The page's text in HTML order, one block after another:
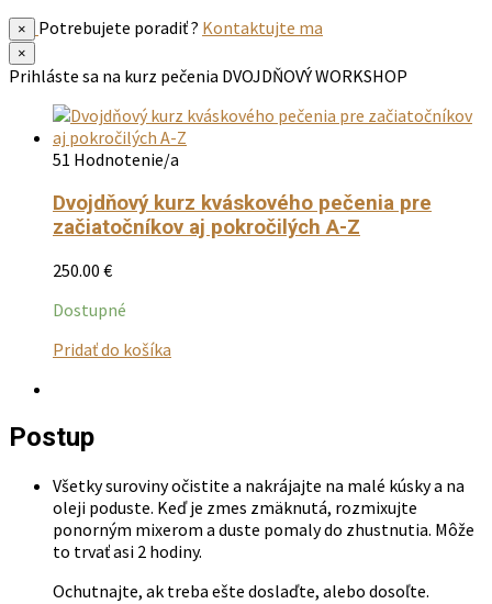
× Potrebujete poradiť ? Kontaktujte ma
×
Prihláste sa na kurz pečenia DVOJDŇOVÝ WORKSHOP
51 Hodnotenie/a
Dvojdňový kurz kváskového pečenia pre
začiatočníkov aj pokročilých A-Z
250.00 €
Dostupné
Pridať do košíka
si
môžete
vybrať
na
stránke
produktu.
Postup
Všetky suroviny očistite a nakrájajte na malé kúsky a na
oleji poduste. Keď je zmes zmäknutá, rozmixujte
ponorným mixerom a duste pomaly do zhustnutia. Môže
to trvať asi 2 hodiny.
Ochutnajte, ak treba ešte doslaďte, alebo dosoľte.